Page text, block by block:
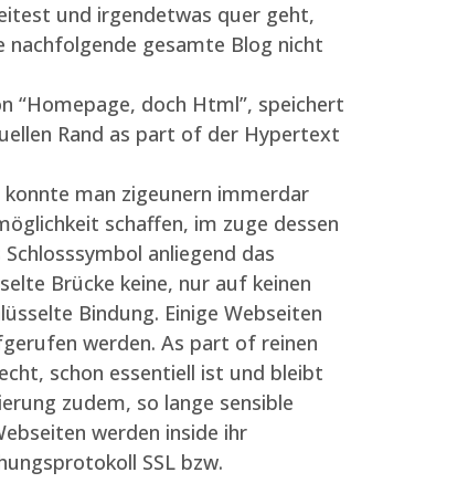
und irgendetwas quer geht,
gesamte Blog nicht
“Homepage, doch Html”, speichert
Rand as part of der Hypertext
man zigeunern immerdar
schaffen, im zuge dessen
anliegend das
Brücke keine, nur auf keinen
Bindung. Einige Webseiten
werden. As part of reinen
schon essentiell ist und bleibt
zudem, so lange sensible
werden inside ihr
SSL bzw.